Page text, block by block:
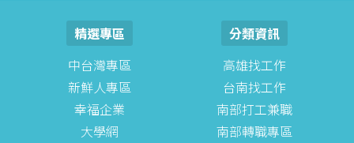
精選專區
中台灣專區
新鮮人專區
幸福企業
大學網
分類資訊
高雄找工作
台南找工作
南部打工兼職
南部轉職專區